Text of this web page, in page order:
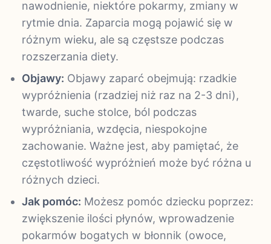
nawodnienie, niektóre pokarmy, zmiany w
rytmie dnia. Zaparcia mogą pojawić się w
różnym wieku, ale są częstsze podczas
rozszerzania diety.
Objawy: Objawy zaparć obejmują: rzadkie
wypróżnienia (rzadziej niż raz na 2-3 dni),
twarde, suche stolce, ból podczas
wypróżniania, wzdęcia, niespokojne
zachowanie. Ważne jest, aby pamiętać, że
częstotliwość wypróżnień może być różna u
różnych dzieci.
Jak pomóc: Możesz pomóc dziecku poprzez:
zwiększenie ilości płynów, wprowadzenie
pokarmów bogatych w błonnik (owoce,